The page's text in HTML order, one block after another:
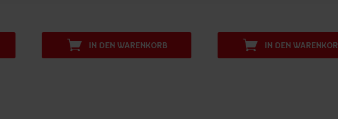
IN DEN WARENKORB IN DEN